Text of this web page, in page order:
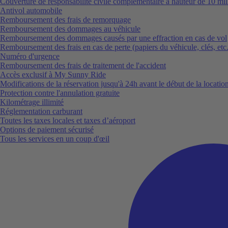
Antivol automobile
Remboursement des frais de remorquage
Remboursement des dommages au véhicule
Remboursement des dommages causés par une effraction en cas de vol
Remboursement des frais en cas de perte (papiers du véhicule, clés,
Numéro d'urgence
Remboursement des frais de traitement de l'accident
Accès exclusif à My Sunny Ride
Modifications de la réservation jusqu'à 24h avant le début de la location
Protection contre l'annulation gratuite
Kilométrage illimité
Réglementation carburant
Toutes les taxes locales et taxes d’aéroport
Options de paiement sécurisé
Tous les services en un coup d'œil